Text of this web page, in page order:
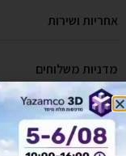
אחריות ושירות
מדניות משלוחים
יש לך
לחץ כאן